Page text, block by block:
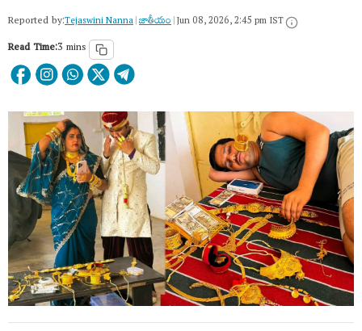
Reported by:Tejaswini Nanna|జాతీయం|Jun 08, 2026, 2:45 pm IST
Read Time:3 mins